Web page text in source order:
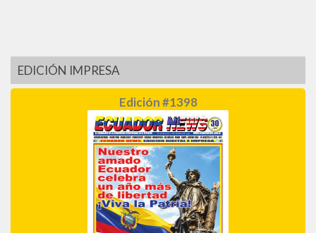
EDICIÓN IMPRESA
Edición #1398